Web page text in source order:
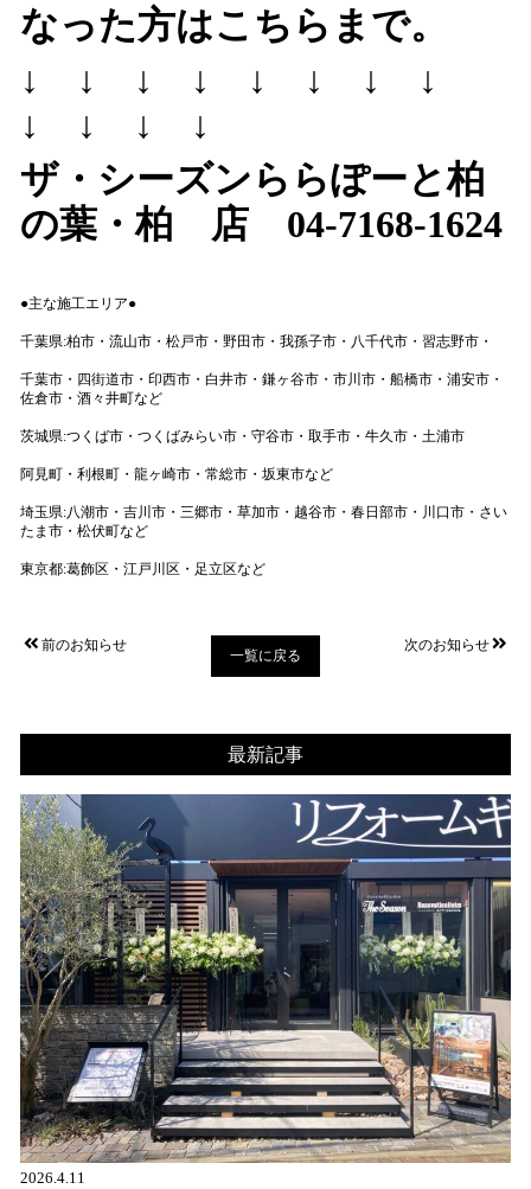
なった方はこちらまで。
↓ ↓ ↓ ↓ ↓ ↓ ↓ ↓
↓ ↓ ↓ ↓
ザ・シーズンららぽーと柏
の葉・柏 店 04-7168-1624
●主な施工エリア●
千葉県:柏市・流山市・松戸市・野田市・我孫子市・八千代市・習志野市・
千葉市・四街道市・印西市・白井市・鎌ヶ谷市・市川市・船橋市・浦安市・
佐倉市・酒々井町など
茨城県:つくば市・つくばみらい市・守谷市・取手市・牛久市・土浦市
阿見町・利根町・龍ヶ崎市・常総市・坂東市など
埼玉県:八潮市・吉川市・三郷市・草加市・越谷市・春日部市・川口市・さい
たま市・松伏町など
東京都:葛飾区・江戸川区・足立区など
前のお知らせ
一覧に戻る
次のお知らせ
最新記事
2026.4.11